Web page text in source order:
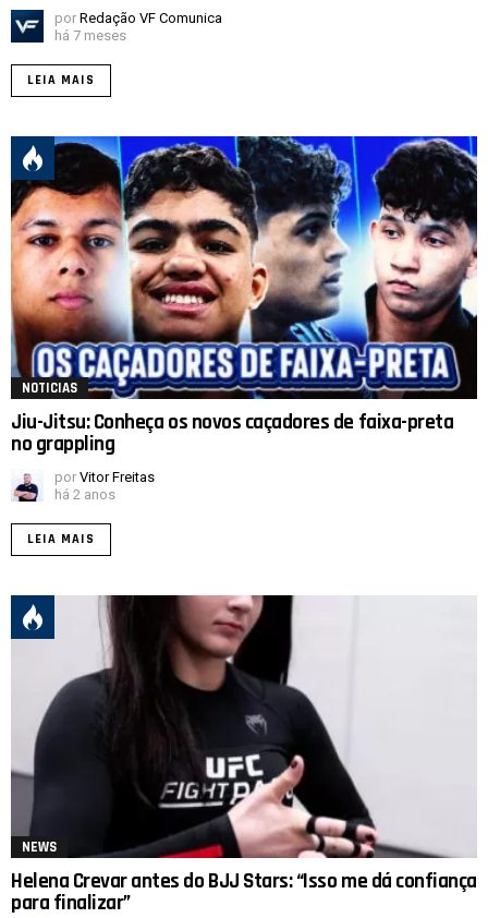
por Redação VF Comunica
há 7 meses
LEIA MAIS
NOTICIAS
Jiu-Jitsu: Conheça os novos caçadores de faixa-preta
no grappling
por Vitor Freitas
há 2 anos
LEIA MAIS
NEWS
Helena Crevar antes do BJJ Stars: “Isso me dá confiança
para finalizar”